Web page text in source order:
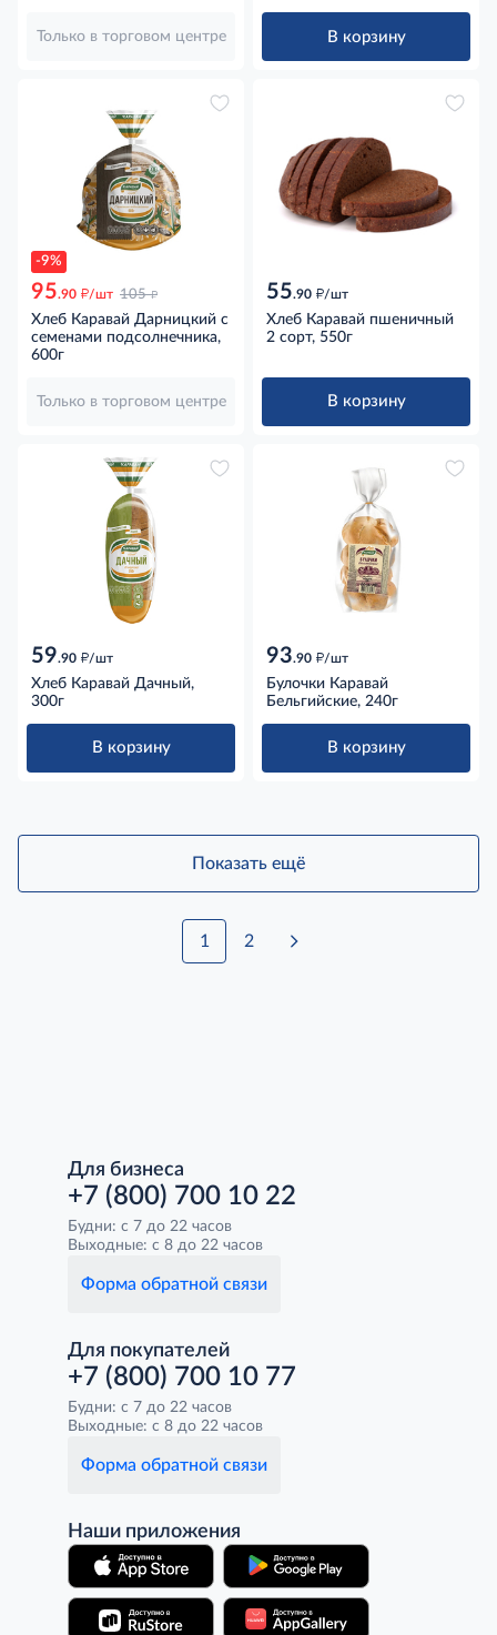
Только в торговом центре В корзину
-9%
95.90 д/шт 105 д
Хлеб Каравай Дарницкий с
семенами подсолнечника,
600г
Только в торговом центре
55.90 д/шт
Хлеб Каравай пшеничный
2 сорт, 550г
В корзину
59.90 д/шт
Хлеб Каравай Дачный,
300г
В корзину
93.90 д/шт
Булочки Каравай
Бельгийские, 240г
В корзину
Показать ещё
1 2
Для бизнеса
+7 (800) 700 10 22
Будни: с 7 до 22 часов
Выходные: с 8 до 22 часов
Форма обратной связи
Для покупателей
+7 (800) 700 10 77
Будни: с 7 до 22 часов
Выходные: с 8 до 22 часов
Форма обратной связи
Наши приложения